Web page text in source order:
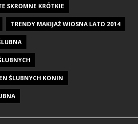
SKROMNE KRÓTKIE
TRENDY MAKIJAŻ WIOSNA LATO 2014
ŚLUBNYCH KONIN